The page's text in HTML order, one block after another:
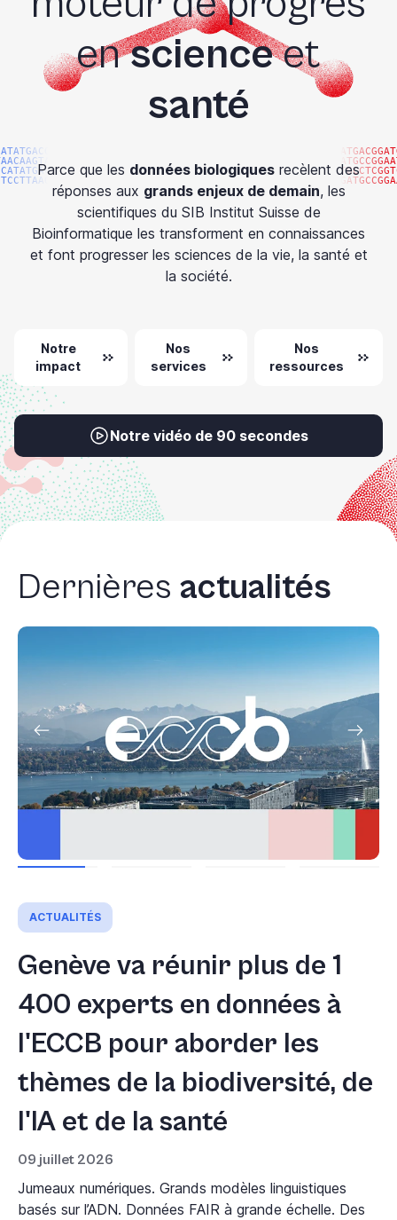
enscienceet
santé
Parce que les données biologiques recèlent des
réponses aux grands enjeux de demain, les
scientifiques du SIB Institut Suisse de
Bioinformatique les transforment en connaissances
et font progresser les sciences de la vie, la santé et
la société.
Notre
impact
Nos
services
Nos
ressources
Notre vidéo de 90 secondes
Dernières actualités
ACTUALITÉS
va réunir plus de 1
experts en données à
pour aborder les
de la biodiversité, de
et de la santé
juillet 2026
numériques. Grands modèles linguistiques
sur l’ADN. Données FAIR à grande échelle. Des